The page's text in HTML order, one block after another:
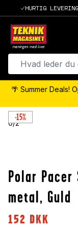
HURTIG
🌴 Summer Deals!
-15%
0/2
Polar
metal, Guld
152 DKK